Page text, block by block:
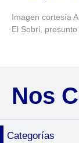
Imagen cortesía
El Sobri,
Nos
Categorías